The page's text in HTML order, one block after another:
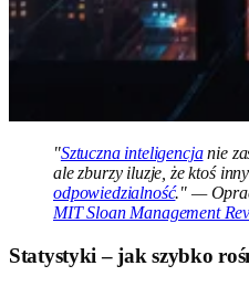
"Sztuczna inteligencjanie
ale zburzy iluzje, że ktoś
odpowiedzialność." —
MIT Sloan Management
Statystyki – jak szybko